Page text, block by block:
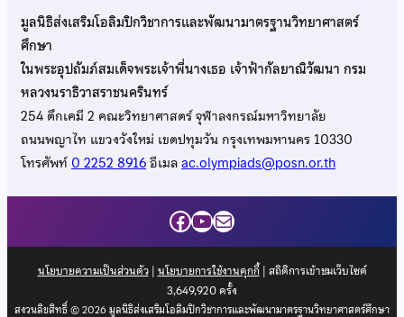
มูลนิธิส่งเสริมโอลิมปิกวิชาการและพัฒนามาตรฐานวิทยาศาสตร์
ศึกษา
ในพระอุปถัมภ์สมเด็จพระเจ้าพี่นางเธอ เจ้าฟ้ากัลยาณิวัฒนา กรม
หลวงนราธิวาสราชนครินทร์
254 ตึกเคมี 2 คณะวิทยาศาสตร์ จุฬาลงกรณ์มหาวิทยาลัย
ถนนพญาไท แขวงวังใหม่ เขตปทุมวัน กรุงเทพมหานคร 10330
โทรศัพท์0 2252 8916อีเมลac.olympiads@posn.or.th
Facebook
YouTube
Mail
นโยบายความเป็นส่วนตัว| นโยบายการใช้งานคุกกี้| สถิติการเข้าชมเว็บไซต์
3,649,920ครั้ง
สงวนลิขสิทธิ์ © 2026 มูลนิธิส่งเสริมโอลิมปิกวิชาการและพัฒนามาตรฐานวิทยาศาสตร์ศึกษา